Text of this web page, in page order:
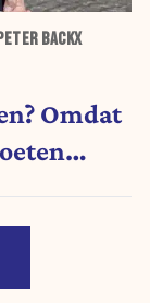
BACKX
Omdat